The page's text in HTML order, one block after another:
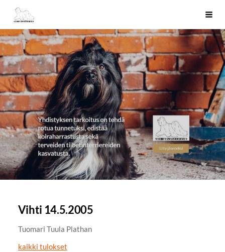
Siirry
sivun
sisältöön
Tiibetinterrierit ry
Vihti 14.5.2005
Tuomari Tuula Plathan
kaikki tulokset